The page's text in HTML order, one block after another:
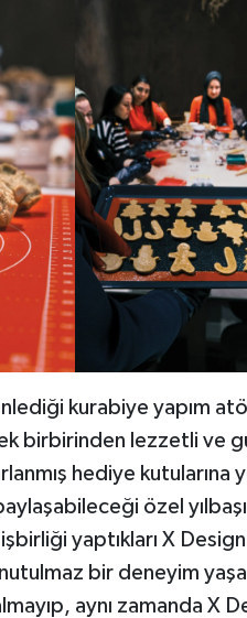
kurabiye yapım
birbirinden lezzetli ve
hediye kutularına
özel
yaptıkları X
bir deneyim
aynı zamanda X